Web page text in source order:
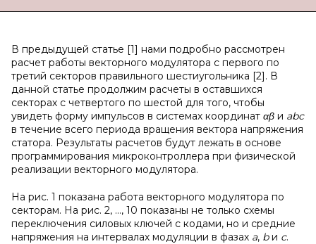
В предыдущей статье [1] нами подробно рассмотрен
расчет работы векторного модулятора с первого по
третий секторов правильного шестиугольника [2]. В
данной статье продолжим расчеты в оставшихся
секторах с четвертого по шестой для того, чтобы
увидеть форму импульсов в системах координат αβ и abc
в течение всего периода вращения вектора напряжения
статора. Результаты расчетов будут лежать в основе
программирования микроконтроллера при физической
реализации векторного модулятора.
На рис. 1 показана работа векторного модулятора по
секторам. На рис. 2, …, 10 показаны не только схемы
переключения силовых ключей с кодами, но и средние
напряжения на интервалах модуляции в фазах a, bи c.